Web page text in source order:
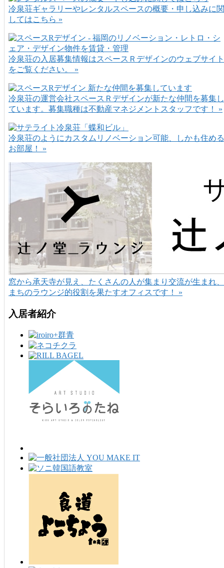
冷泉荘ギャラリーやレンタルスペースの概要・申し込みに関
してはこちら »
冷泉荘の入居募集情報はスペースＲデザインのウェブサイト
をご覧ください。 »
冷泉荘の運営会社スペースＲデザインが新たな仲間を募集し
ています。募集職種は不動産マネジメントスタッフです！ »
冷泉荘のようにカスタムリノベーション可能、しかも住める
お部屋！ »
窓から承天寺が見え、たくさんの人が集まり交流が生まれ、
まちのラウンジ的役割を果たすオフィスです！ »
入居者紹介